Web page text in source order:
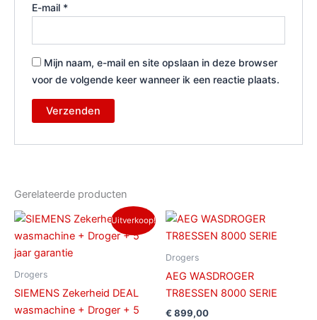
E-mail *
Mijn naam, e-mail en site opslaan in deze browser
voor de volgende keer wanneer ik een reactie plaats.
Gerelateerde producten
Uitverkoop!
Drogers
SIEMENS Zekerheid DEAL
wasmachine + Droger + 5
Oorspronkelijke
was:
€ 1.648,00.
Huidige
prijs
is:
Drogers
AEG WASDROGER
TR8ESSEN 8000 SERIE
€ 899,00